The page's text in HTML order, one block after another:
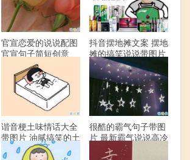
官宣恋爱的说说配图
官宣句子简短创意
抖音摆地摊文案 摆地
摊的搞笑说说带图片
谐音梗土味情话大全
带图片 油腻搞笑的土
味情话
很酷的霸气句子带图
片 最新霸气说说高冷